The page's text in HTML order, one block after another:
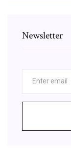
Newsletter